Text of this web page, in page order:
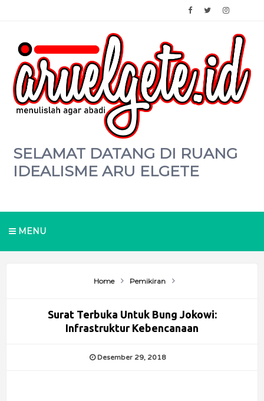
SELAMAT DATANG DI RUANG
IDEALISME ARU ELGETE
MENU
Home Pemikiran
Surat Terbuka Untuk Bung Jokowi:
Infrastruktur Kebencanaan
Desember 29, 2018